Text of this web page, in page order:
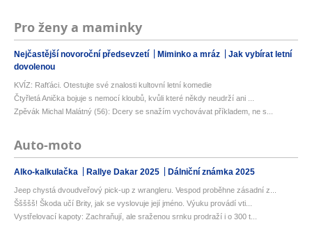
Pro ženy a maminky
Nejčastější novoroční předsevzetí Miminko a mráz
Jak vybírat letní
dovolenou
KVÍZ: Rafťáci. Otestujte své znalosti kultovní letní komedie
Čtyřletá Anička bojuje s nemocí kloubů, kvůli které někdy neudrží ani ...
Zpěvák Michal Malátný (56): Dcery se snažím vychovávat příkladem, ne s...
Auto-moto
Alko-kalkulačka Rallye Dakar 2025 Dálniční známka 2025
Jeep chystá dvoudveřový pick-up z wrangleru. Vespod proběhne zásadní z...
Ššššš! Škoda učí Brity, jak se vyslovuje její jméno. Výuku provádí vti...
Vystřelovací kapoty: Zachraňují, ale sraženou srnku prodraží i o 300 t...